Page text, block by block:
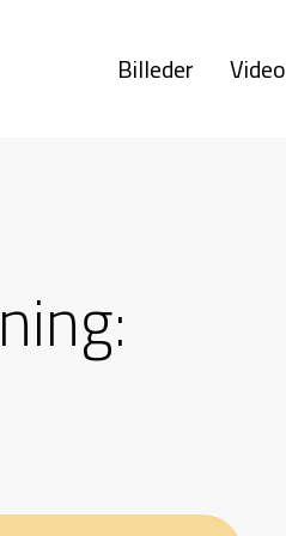
Billeder Video